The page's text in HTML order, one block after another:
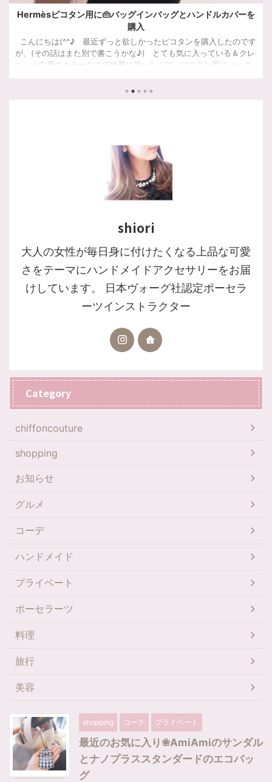
好きなフレーバーを詰め合わせ♬ハワイ定番土産のホノルルク
ッキー🍍
ハワイ土産で人気のホノルルクッキー。好きなフレーバーを詰め合
わせできるアラカルトステーションについてご紹介しています。
shiori
大人の女性が毎日身に付けたくなる上品な可愛
さをテーマにハンドメイドアクセサリーをお届
けしています。 日本ヴォーグ社認定ポーセラ
ーツインストラクター
Category
chiffoncouture
shopping
お知らせ
グルメ
コーデ
ハンドメイド
プライベート
ポーセラーツ
料理
旅行
美容
shopping コーデ プライベート
最近のお気に入り❀AmiAmiのサンダル
とナノプラススタンダードのエコバッ
グ